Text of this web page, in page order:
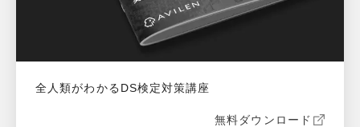
全人類がわかるDS検定対策講座
無料ダウンロード